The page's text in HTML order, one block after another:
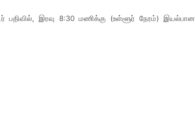
பதிவில், இரவு 8:30 மணிக்கு (உள்ளூர் நேரம்) இயல்பான